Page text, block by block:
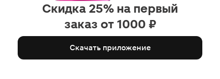
Скидка 25% на первый
заказ от 1000 ₽
Скачать приложение